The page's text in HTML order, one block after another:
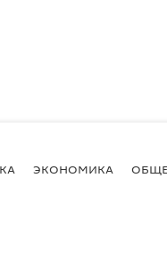
ЭКОНОМИКА